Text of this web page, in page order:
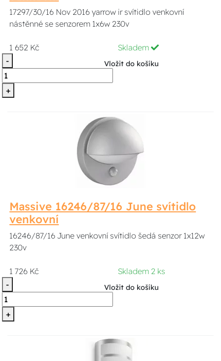
17297/30/16 Nov 2016 yarrow ir svítidlo venkovní
nástěnné se senzorem 1x6w 230v
1 652 Kč
Skladem
-
+
Vložit do košíku
Massive 16246/87/16 June svítidlo
venkovní
16246/87/16 June venkovní svítidlo šedá senzor 1x12w
230v
1 726 Kč
Skladem 2 ks
-
+
Vložit do košíku